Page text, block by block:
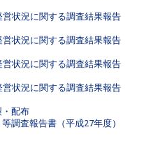
状況に関する調査結果報告
状況に関する調査結果報告
状況に関する調査結果報告
状況に関する調査結果報告
・配布
調査報告書（平成27年度）